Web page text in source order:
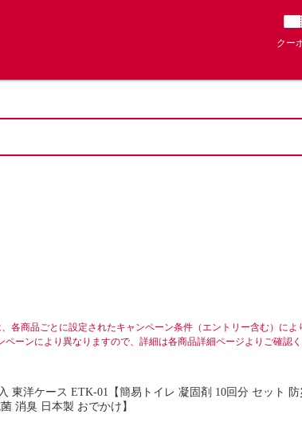
クー
各商品ごとに設定されたキャンペーン条件（エントリー含む）によ
ーンにより異なりますので、詳細は各商品詳細ページよりご確認く
東洋ケース ETK-01【簡易トイレ 凝固剤 10回分 セット
消臭 日本製 おでかけ】